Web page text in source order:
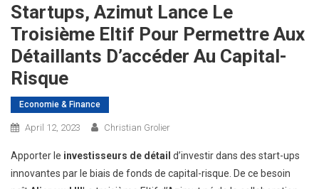
Startups, Azimut Lance Le
Troisième Eltif Pour Permettre Aux
Détaillants D’accéder Au Capital-
Risque
Economie & Finance
April 12, 2023 Christian Grolier
Apporter le investisseurs de détail d’investir dans des start-ups
innovantes par le biais de fonds de capital-risque. De ce besoin